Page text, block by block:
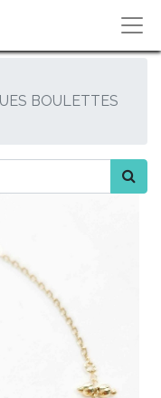
BOULETTES